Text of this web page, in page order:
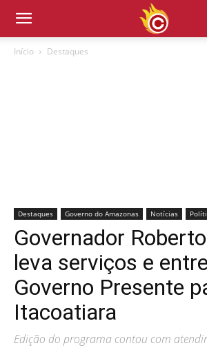
Início Destaques
Destaques Governo do Amazonas Notícias
Governador
leva serviços e
Governo Presente
Itacoatiara
Edição do programa contou com